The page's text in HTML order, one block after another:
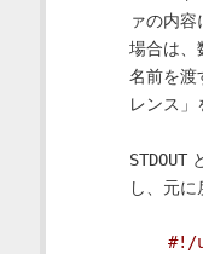
ァの内
場合は、
名前を渡
レンス」
STDOUT
し、元
#!/